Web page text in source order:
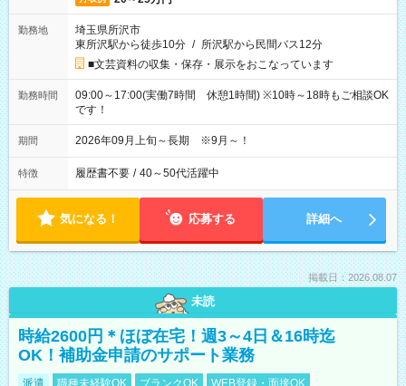
勤務地
埼玉県所沢市
東所沢駅から徒歩10分 / 所沢駅から民間バス12分
■文芸資料の収集・保存・展示をおこなっています
勤務時間
09:00～17:00(実働7時間 休憩1時間) ※10時～18時もご相談OK
です！
期間 2026年09月上旬～長期 ※9月～！
特徴 履歴書不要 / 40～50代活躍中
気になる！ 応募する 詳細へ
掲載日：2026.08.07
未読
時給2600円＊ほぼ在宅！週3～4日＆16時迄
OK！補助金申請のサポート業務
派遣 職種未経験OK ブランクOK WEB登録・面接OK